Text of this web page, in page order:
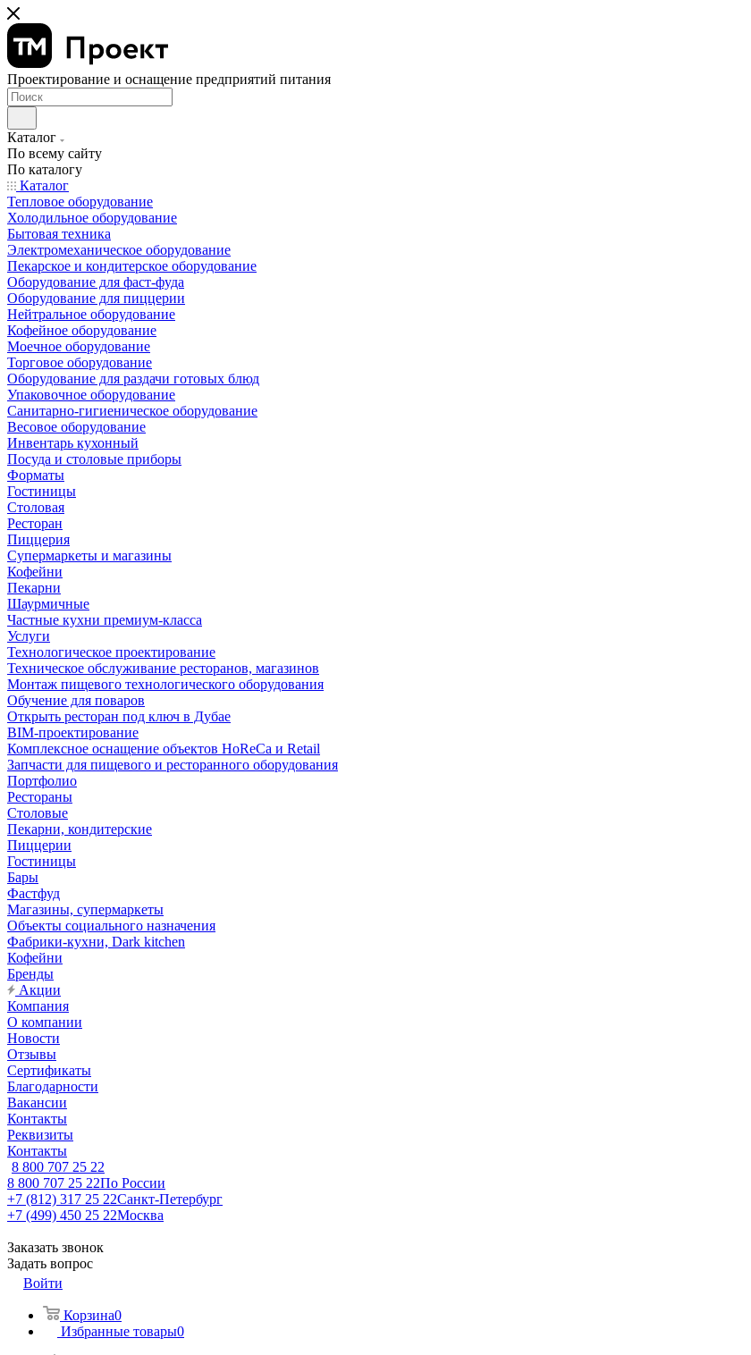
Проектирование и оснащение предприятий питания
Каталог
По всему сайту
По каталогу
Каталог
Тепловое оборудование
Холодильное оборудование
Бытовая техника
Электромеханическое оборудование
Пекарское и кондитерское оборудование
Оборудование для фаст-фуда
Оборудование для пиццерии
Нейтральное оборудование
Кофейное оборудование
Моечное оборудование
Торговое оборудование
Оборудование для раздачи готовых блюд
Упаковочное оборудование
Санитарно-гигиеническое оборудование
Весовое оборудование
Инвентарь кухонный
Посуда и столовые приборы
Форматы
Гостиницы
Столовая
Ресторан
Пиццерия
Супермаркеты и магазины
Кофейни
Пекарни
Шаурмичные
Частные кухни премиум-класса
Услуги
Технологическое проектирование
Техническое обслуживание ресторанов, магазинов
Монтаж пищевого технологического оборудования
Обучение для поваров
Открыть ресторан под ключ в Дубае
BIM-проектирование
Комплексное оснащение объектов HoReCa и Retail
Запчасти для пищевого и ресторанного оборудования
Портфолио
Рестораны
Столовые
Пекарни, кондитерские
Пиццерии
Гостиницы
Бары
Фастфуд
Магазины, супермаркеты
Объекты социального назначения
Фабрики-кухни, Dark kitchen
Кофейни
Бренды
Акции
Компания
О компании
Новости
Отзывы
Сертификаты
Благодарности
Вакансии
Контакты
Реквизиты
Контакты
8 800 707 25 22
8 800 707 25 22По России
+7 (812) 317 25 22Санкт-Петербург
+7 (499) 450 25 22Москва
Заказать звонок
Задать вопрос
Войти
Корзина0
Избранные товары0